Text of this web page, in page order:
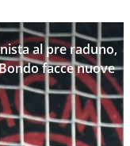
al pre raduno,
facce nuove